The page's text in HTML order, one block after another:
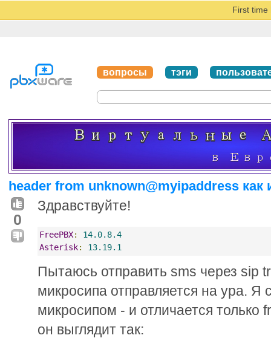
First time
вопросы тэги
header from unknown@myipaddress как
0
Здравствуйте!
FreePBX:
14.0.8.4
Asterisk: 13.19.1
Пытаюсь отправить sms через sip
микросипа отправляется на ура. Я
микросипом - и отличается только
он выглядит так: